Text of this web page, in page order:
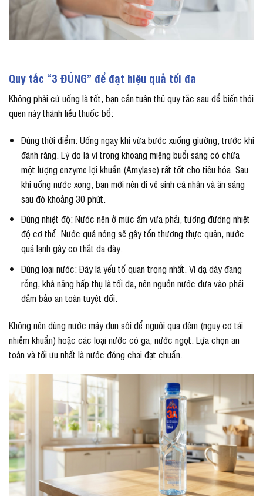
Quy tắc “3 ĐÚNG” để đạt hiệu quả tối đa
Không phải cứ uống là tốt, bạn cần tuân thủ quy tắc sau để biến thói
quen này thành liều thuốc bổ:
Đúng thời điểm: Uống ngay khi vừa bước xuống giường, trước khi
đánh răng. Lý do là vì trong khoang miệng buổi sáng có chứa
một lượng enzyme lợi khuẩn (Amylase) rất tốt cho tiêu hóa. Sau
khi uống nước xong, bạn mới nên đi vệ sinh cá nhân và ăn sáng
sau đó khoảng 30 phút.
Đúng nhiệt độ: Nước nên ở mức ấm vừa phải, tương đương nhiệt
độ cơ thể. Nước quá nóng sẽ gây tổn thương thực quản, nước
quá lạnh gây co thắt dạ dày.
Đúng loại nước: Đây là yếu tố quan trọng nhất. Vì dạ dày đang
rỗng, khả năng hấp thụ là tối đa, nên nguồn nước đưa vào phải
đảm bảo an toàn tuyệt đối.
Không nên dùng nước máy đun sôi để nguội qua đêm (nguy cơ tái
nhiễm khuẩn) hoặc các loại nước có ga, nước ngọt. Lựa chọn an
toàn và tối ưu nhất là nước đóng chai đạt chuẩn.